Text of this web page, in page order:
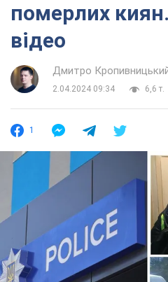
померлих
відео
Дмитро
2.04.2024 09:34
6,6 т.
1